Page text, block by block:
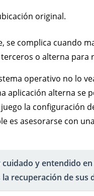
original.
se complica cuando
o alterna
operativo no lo
aplicación alterna se
la configuración
es asesorarse con una
y entendido
recuperación de sus